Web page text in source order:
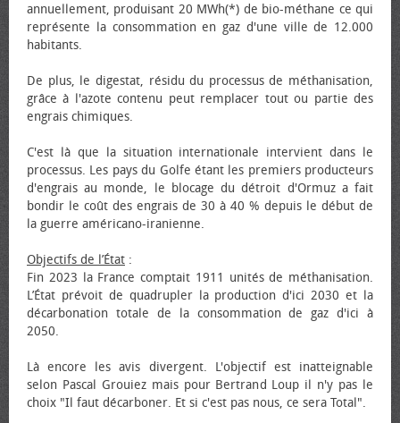
annuellement, produisant 20 MWh(*) de bio-méthane ce qui
représente la consommation en gaz d'une ville de 12.000
habitants.
De plus, le digestat, résidu du processus de méthanisation,
grâce à l'azote contenu peut remplacer tout ou partie des
engrais chimiques.
C'est là que la situation internationale intervient dans le
processus. Les pays du Golfe étant les premiers producteurs
d'engrais au monde, le blocage du détroit d'Ormuz a fait
bondir le coût des engrais de 30 à 40 % depuis le début de
la guerre américano-iranienne.
Objectifs de l’État :
Fin 2023 la France comptait 1911 unités de méthanisation.
L’État prévoit de quadrupler la production d'ici 2030 et la
décarbonation totale de la consommation de gaz d'ici à
2050.
Là encore les avis divergent. L'objectif est inatteignable
selon Pascal Grouiez mais pour Bertrand Loup il n'y pas le
choix "Il faut décarboner. Et si c'est pas nous, ce sera Total".